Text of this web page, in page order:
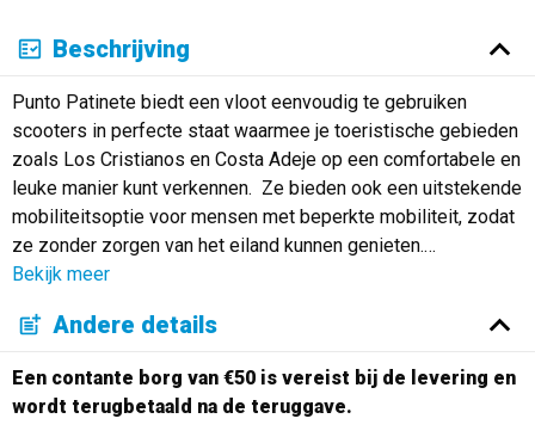
Beschrijving
Punto Patinete biedt een vloot eenvoudig te gebruiken
scooters in perfecte staat waarmee je toeristische gebieden
zoals Los Cristianos en Costa Adeje op een comfortabele en
leuke manier kunt verkennen. Ze bieden ook een uitstekende
mobiliteitsoptie voor mensen met beperkte mobiliteit, zodat
ze zonder zorgen van het eiland kunnen genieten.…
Bekijk meer
Andere details
Een contante borg van €50 is vereist bij de levering en
wordt terugbetaald na de teruggave.